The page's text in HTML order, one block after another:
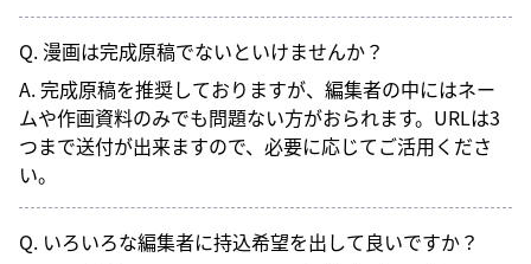
Q. 漫画は完成原稿でないといけませんか？
A. 完成原稿を推奨しておりますが、編集者の中にはネー
ムや作画資料のみでも問題ない方がおられます。URLは3
つまで送付が出来ますので、必要に応じてご活用くださ
い。
Q. いろいろな編集者に持込希望を出して良いですか？